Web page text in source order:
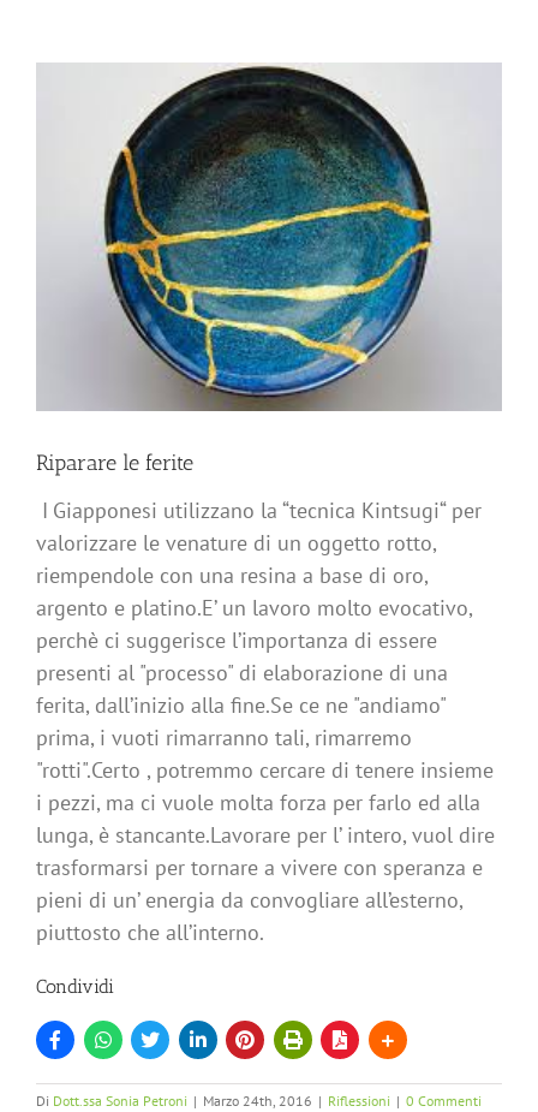
Riparare le ferite
I Giapponesi utilizzano la “tecnica Kintsugi“ per
valorizzare le venature di un oggetto rotto,
riempendole con una resina a base di oro,
argento e platino.E’ un lavoro molto evocativo,
perchè ci suggerisce l’importanza di essere
presenti al "processo" di elaborazione di una
ferita, dall’inizio alla fine.Se ce ne "andiamo"
prima, i vuoti rimarranno tali, rimarremo
"rotti".Certo , potremmo cercare di tenere insieme
i pezzi, ma ci vuole molta forza per farlo ed alla
lunga, è stancante.Lavorare per l’ intero, vuol dire
trasformarsi per tornare a vivere con speranza e
pieni di un’ energia da convogliare all’esterno,
piuttosto che all’interno.
Condividi
Di Dott.ssa Sonia Petroni | Marzo 24th, 2016 | Riflessioni | 0 Commenti